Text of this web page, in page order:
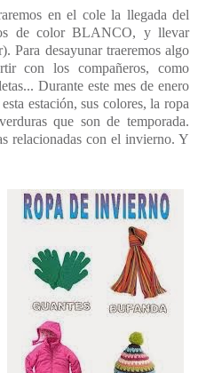
en el cole la llegada del
de color BLANCO, y llevar
Para desayunar traeremos algo
con los compañeros, como
Durante este mes de enero
estación, sus colores, la ropa
que son de temporada.
relacionadas con el invierno. Y